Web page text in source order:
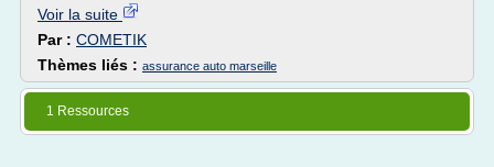
Voir la suite
Par : COMETIK
Thèmes liés : assurance auto marseille
1 Ressources